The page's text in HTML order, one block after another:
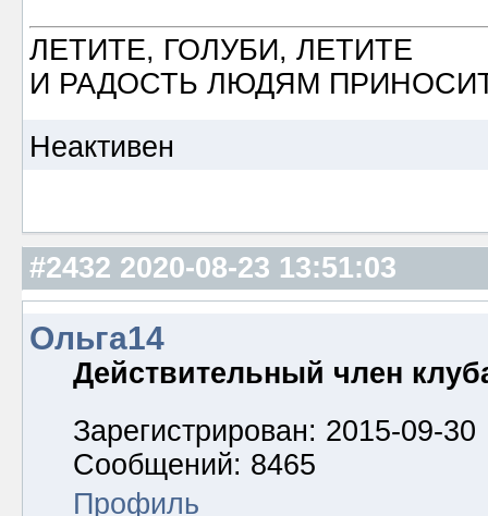
ЛЕТИТЕ, ГОЛУБИ, ЛЕТИТЕ
И РАДОСТЬ ЛЮДЯМ
Неактивен
#2432 2020-08-23 13:51:03
Ольга14
Действительный член
Зарегистрирован: 2015-09-30
Сообщений: 8465
Профиль